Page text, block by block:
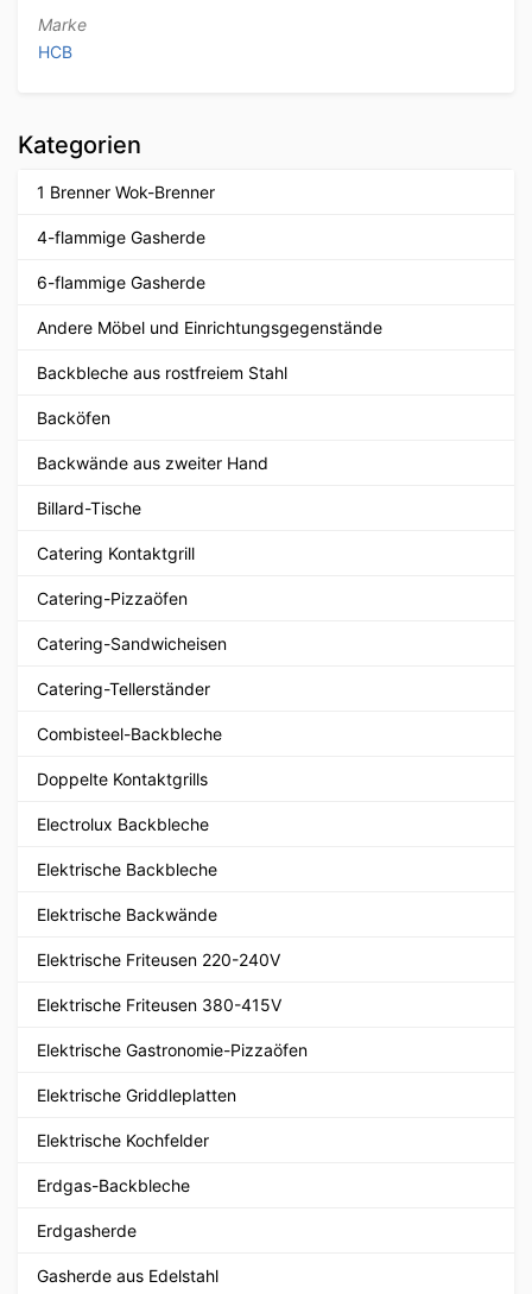
Marke
HCB
Kategorien
1 Brenner Wok-Brenner
4-flammige Gasherde
6-flammige Gasherde
Andere Möbel und Einrichtungsgegenstände
Backbleche aus rostfreiem Stahl
Backöfen
Backwände aus zweiter Hand
Billard-Tische
Catering Kontaktgrill
Catering-Pizzaöfen
Catering-Sandwicheisen
Catering-Tellerständer
Combisteel-Backbleche
Doppelte Kontaktgrills
Electrolux Backbleche
Elektrische Backbleche
Elektrische Backwände
Elektrische Friteusen 220-240V
Elektrische Friteusen 380-415V
Elektrische Gastronomie-Pizzaöfen
Elektrische Griddleplatten
Elektrische Kochfelder
Erdgas-Backbleche
Erdgasherde
Gasherde aus Edelstahl